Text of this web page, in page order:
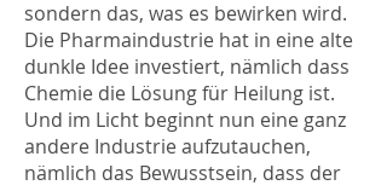
sondern das, was es bewirken wird.
Die Pharmaindustrie hat in eine alte
dunkle Idee investiert, nämlich dass
Chemie die Lösung für Heilung ist.
Und im Licht beginnt nun eine ganz
andere Industrie aufzutauchen,
nämlich das Bewusstsein, dass der